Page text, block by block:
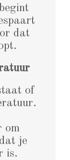
dat
of
om
je
is.